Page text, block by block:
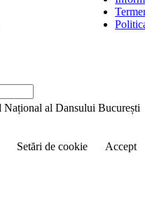
al Dansului București
Setări de cookie Accept